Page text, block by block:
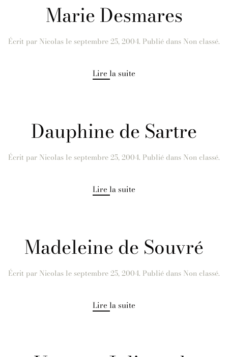
Marie Desmares
Écrit par Nicolas leseptembre 25, 2004. Publié dans Non classé.
Lire la suite
Dauphine de Sartre
Écrit par Nicolas leseptembre 25, 2004. Publié dans Non classé.
Lire la suite
Madeleine de Souvré
Écrit par Nicolas leseptembre 25, 2004. Publié dans Non classé.
Lire la suite